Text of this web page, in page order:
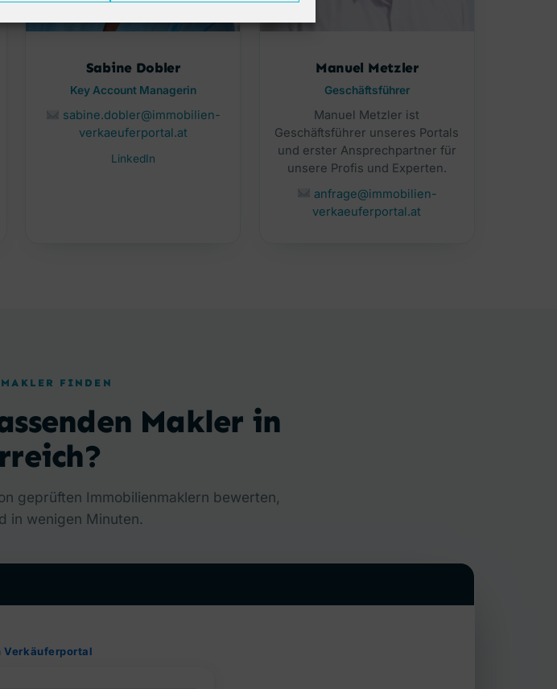
Sabine Dobler
Key Account Managerin
sabine.dobler@immobilien-
verkaeuferportal.at
LinkedIn
Manuel Metzler
Geschäftsführer
Manuel Metzler ist
Geschäftsführer unseres Portals
und erster Ansprechpartner für
unsere Profis und Experten.
anfrage@immobilien-
verkaeuferportal.at
MAKLER FINDEN
Makler in
geprüften Immobilienmaklern bewerten,
in wenigen Minuten.